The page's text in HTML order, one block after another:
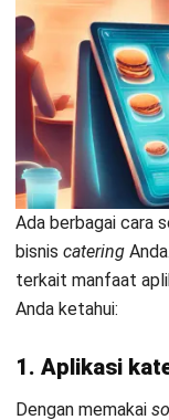
Dengan memakai
fulfillment
pemenuhan
pengiriman
tugas kepada kurir
3. Kitchen
Dengan memakai
masak untuk
penyelesaian
konfigurasi.
Lalu tak perlu lagi
meneruskannya ke